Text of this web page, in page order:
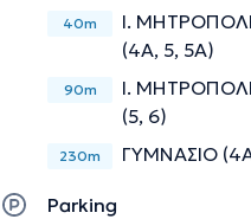
40m
Ι.
(4Α, 5, 5Α)
90m
Ι.
(5, 6)
230m ΓΥΜΝΑΣΙΟ
Parking